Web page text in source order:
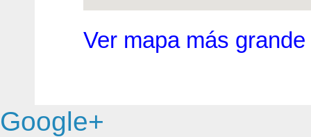
Ver mapa más grande
Google+